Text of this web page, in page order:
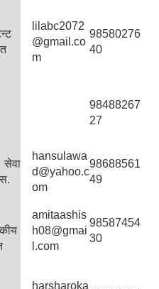
lilabc2072
@gmail.co
m
98580276
40
98488267
27
hansulawa
d@yahoo.c
om
98688561
49
amitaashis
h08@gmai
l.com
98587454
30
harsharoka